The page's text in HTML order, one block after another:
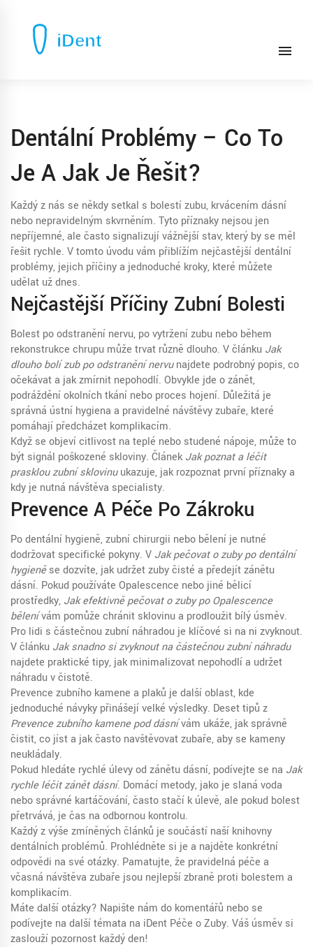
Dentální Problémy – Co To
Je A Jak Je Řešit?
Každý z nás se někdy setkal s bolestí zubu, krvácením dásní
nebo nepravidelným skvrněním. Tyto příznaky nejsou jen
nepříjemné, ale často signalizují vážnější stav, který by se měl
řešit rychle. V tomto úvodu vám přiblížím nejčastější dentální
problémy, jejich příčiny a jednoduché kroky, které můžete
udělat už dnes.
Nejčastější Příčiny Zubní Bolesti
Bolest po odstranění nervu, po vytržení zubu nebo během
rekonstrukce chrupu může trvat různě dlouho. V článku Jak
dlouho bolí zub po odstranění nervunajdete podrobný popis, co
očekávat a jak zmírnit nepohodlí. Obvykle jde o zánět,
podráždění okolních tkání nebo proces hojení. Důležitá je
správná ústní hygiena a pravidelné návštěvy zubaře, které
pomáhají předcházet komplikacím.
Když se objeví citlivost na teplé nebo studené nápoje, může to
být signál poškozené skloviny. Článek Jak poznat a léčit
prasklou zubní sklovinuukazuje, jak rozpoznat první příznaky a
kdy je nutná návštěva specialisty.
Prevence A Péče Po Zákroku
Po dentální hygieně, zubní chirurgii nebo bělení je nutné
dodržovat specifické pokyny. V Jak pečovat o zuby po dentální
hygieněse dozvíte, jak udržet zuby čisté a předejít zánětu
dásní. Pokud používáte Opalescence nebo jiné bělicí
prostředky, Jak efektivně pečovat o zuby po Opalescence
bělenívám pomůže chránit sklovinu a prodloužit bílý úsměv.
Pro lidi s částečnou zubní náhradou je klíčové si na ni zvyknout.
V článku Jak snadno si zvyknout na částečnou zubní náhradu
najdete praktické tipy, jak minimalizovat nepohodlí a udržet
náhradu v čistotě.
Prevence zubního kamene a plaků je další oblast, kde
jednoduché návyky přinášejí velké výsledky. Deset tipů z
Prevence zubního kamene pod dásnívám ukáže, jak správně
čistit, co jíst a jak často navštěvovat zubaře, aby se kameny
neukládaly.
Pokud hledáte rychlé úlevy od zánětu dásní, podívejte se na Jak
rychle léčit zánět dásní. Domácí metody, jako je slaná voda
nebo správné kartáčování, často stačí k úlevě, ale pokud bolest
přetrvává, je čas na odbornou kontrolu.
Každý z výše zmíněných článků je součástí naší knihovny
dentálních problémů. Prohlédněte si je a najděte konkrétní
odpovědi na své otázky. Pamatujte, že pravidelná péče a
včasná návštěva zubaře jsou nejlepší zbraně proti bolestem a
komplikacím.
Máte další otázky? Napište nám do komentářů nebo se
podívejte na další témata na iDent Péče o Zuby. Váš úsměv si
zaslouží pozornost každý den!